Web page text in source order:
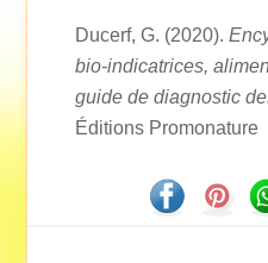
Ducerf, G. (2020).
bio-indicatrices,
guide de diagnostic
Éditions Promonature